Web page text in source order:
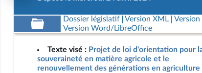
Dossier législatif Version XML Version
Version Word/LibreOffice
Texte visé : Projet de loi d'orientation pour
souveraineté en matière agricole et le
renouvellement des générations en agriculture